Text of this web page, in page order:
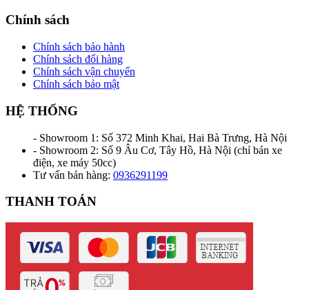
Chính sách
Chính sách bảo hành
Chính sách đổi hàng
Chính sách vận chuyển
Chính sách bảo mật
HỆ THỐNG
- Showroom 1: Số 372 Minh Khai, Hai Bà Trưng, Hà Nội
- Showroom 2: Số 9 Âu Cơ, Tây Hồ, Hà Nội (chỉ bán xe
điện, xe máy 50cc)
Tư vấn bán hàng: 0936291199
THANH TOÁN